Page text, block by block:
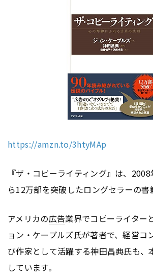
https://amzn.to/3htyMAp
『ザ・コピーライティング』は、
ら12万部を突破したロングセラーの書
アメリカの広告業界でコピーライター
ョン・ケープルズ氏が著者で、経営コ
び作家として活躍する神田昌典氏も、
しています。